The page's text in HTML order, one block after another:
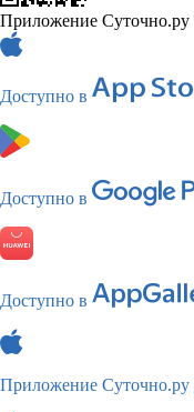
Приложение Суточно.ру
Доступно в
Доступно в
Доступно в
Приложение Суточно.ру